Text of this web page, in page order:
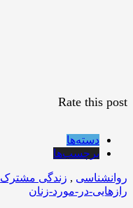
Rate this post
دسته‌ها
برچسب‌ها
روانشناسی , زندگی مشترک
رازهایی-در-مورد-زنان